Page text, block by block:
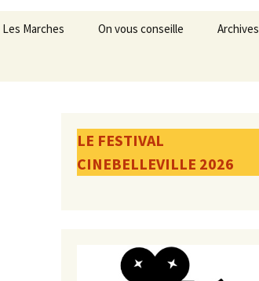
Les Marches On vous conseille Archives
LE FESTIVAL
CINEBELLEVILLE 2026